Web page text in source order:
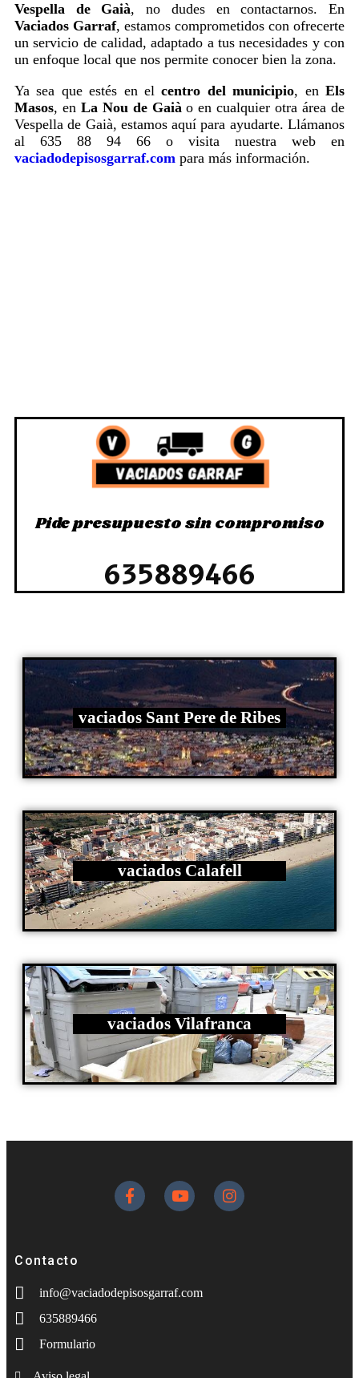
Vespella de Gaià, no dudes en contactarnos. En
Vaciados Garraf, estamos comprometidos con ofrecerte
un servicio de calidad, adaptado a tus necesidades y con
un enfoque local que nos permite conocer bien la zona.
Ya sea que estés en elcentro del municipio, enEls
Masos, en La Nou de Gaiào en cualquier otra área de
Vespella de Gaià, estamos aquí para ayudarte. Llámanos
al 635 88 94 66 o visita nuestra web en
vaciadodepisosgarraf.com para más información.
Pide presupuesto sin compromiso
635889466
vaciados Sant Pere de Ribes
vaciados Calafell
vaciados Vilafranca
Contacto
info@vaciadodepisosgarraf.com
635889466
Formulario